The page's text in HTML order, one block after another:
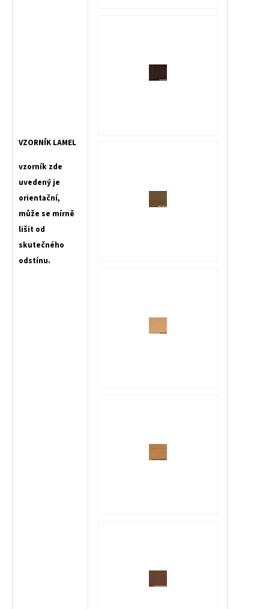
VZORNÍK LAMEL
vzorník zde
uvedený je
orientační,
může se mírně
lišit od
skutečného
odstínu.